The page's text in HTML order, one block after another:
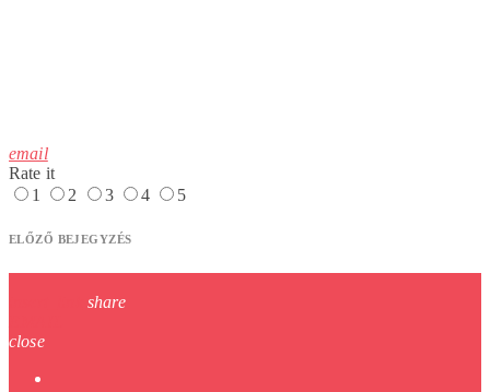
email
Rate it
1
2 3 4 5
ELŐZŐ BEJEGYZÉS
share
close